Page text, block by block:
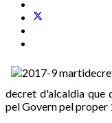
decret d'alcaldia que
pel Govern pel proper